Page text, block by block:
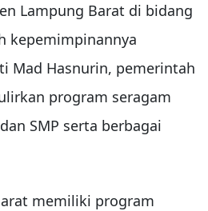
Lampung Barat di bidang
kepemimpinannya
Mad Hasnurin, pemerintah
program seragam
SMP serta berbagai
memiliki program